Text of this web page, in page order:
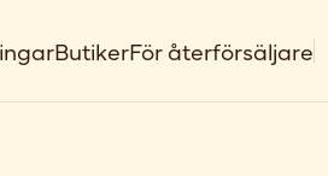
ButikerFör återförsäljare